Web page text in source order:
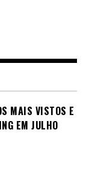
MAIS VISTOS E
EM JULHO